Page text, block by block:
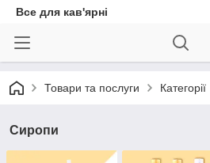
Все для кав'ярні
Товари та послуги Категорії
Сиропи